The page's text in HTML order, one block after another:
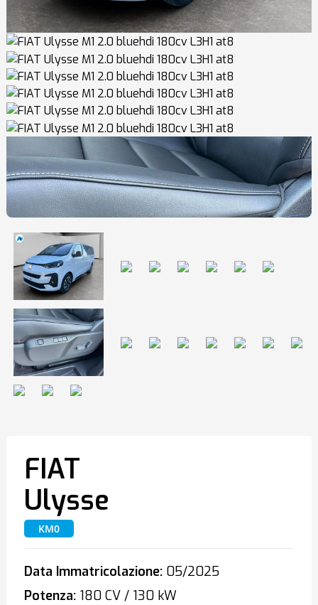
FIAT
Ulysse
KM0
Data Immatricolazione:05/2025
Potenza:180 CV / 130 kW